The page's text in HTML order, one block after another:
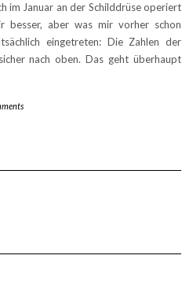
im Januar an der Schilddrüse operiert
besser, aber was mir vorher schon
eingetreten: Die Zahlen der
nach oben. Das geht überhaupt